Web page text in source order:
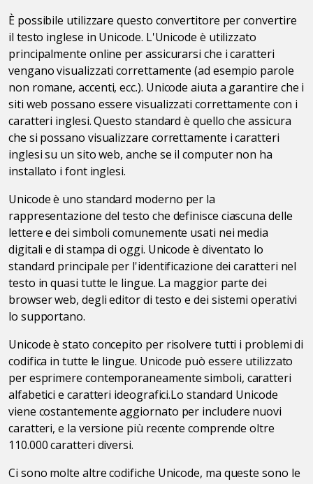
È possibile utilizzare questo convertitore per convertire
il testo inglese in Unicode. L'Unicode è utilizzato
principalmente online per assicurarsi che i caratteri
vengano visualizzati correttamente (ad esempio parole
non romane, accenti, ecc.). Unicode aiuta a garantire che i
siti web possano essere visualizzati correttamente con i
caratteri inglesi. Questo standard è quello che assicura
che si possano visualizzare correttamente i caratteri
inglesi su un sito web, anche se il computer non ha
installato i font inglesi.
Unicode è uno standard moderno per la
rappresentazione del testo che definisce ciascuna delle
lettere e dei simboli comunemente usati nei media
digitali e di stampa di oggi. Unicode è diventato lo
standard principale per l'identificazione dei caratteri nel
testo in quasi tutte le lingue. La maggior parte dei
browser web, degli editor di testo e dei sistemi operativi
lo supportano.
Unicode è stato concepito per risolvere tutti i problemi di
codifica in tutte le lingue. Unicode può essere utilizzato
per esprimere contemporaneamente simboli, caratteri
alfabetici e caratteri ideografici.Lo standard Unicode
viene costantemente aggiornato per includere nuovi
caratteri, e la versione più recente comprende oltre
110.000 caratteri diversi.
Ci sono molte altre codifiche Unicode, ma queste sono le